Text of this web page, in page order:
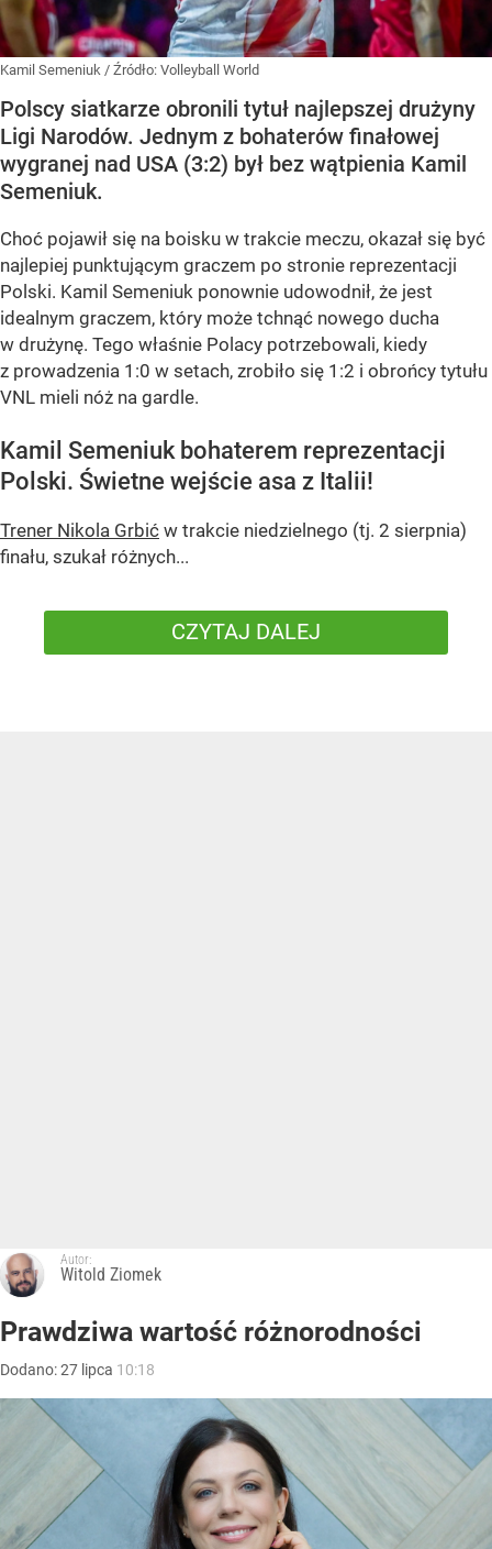
Kamil Semeniuk / Źródło: Volleyball World
Polscy siatkarze obronili tytuł najlepszej drużyny
Ligi Narodów. Jednym z bohaterów finałowej
wygranej nad USA (3:2) był bez wątpienia Kamil
Semeniuk.
Choć pojawił się na boisku w trakcie meczu, okazał się być
najlepiej punktującym graczem po stronie reprezentacji
Polski. Kamil Semeniuk ponownie udowodnił, że jest
idealnym graczem, który może tchnąć nowego ducha
w drużynę. Tego właśnie Polacy potrzebowali, kiedy
z prowadzenia 1:0 w setach, zrobiło się 1:2 i obrońcy tytułu
VNL mieli nóż na gardle.
Kamil Semeniuk bohaterem reprezentacji
Polski. Świetne wejście asa z Italii!
Trener Nikola Grbić w trakcie niedzielnego (tj. 2 sierpnia)
finału, szukał różnych...
CZYTAJ DALEJ
Autor:
Witold Ziomek
Prawdziwa wartość różnorodności
Dodano:27 lipca 10:18